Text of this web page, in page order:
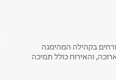
בקהילה המהימנה
והאירוח כולל תמיכה